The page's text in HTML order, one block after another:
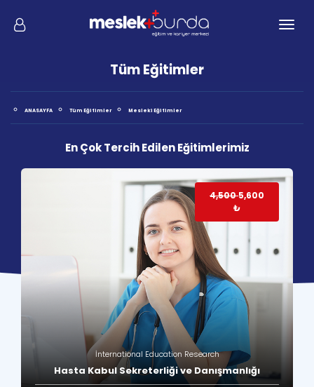
Tüm Eğitimler
ANASAYFA Tüm Eğitimler Mesleki Eğitimler
En Çok Tercih Edilen Eğitimlerimiz
5,0002,500
₺
AREL ÜNİVERSİTESİ
Çocuk Gelişimi Uzmanlığı Eğitimi